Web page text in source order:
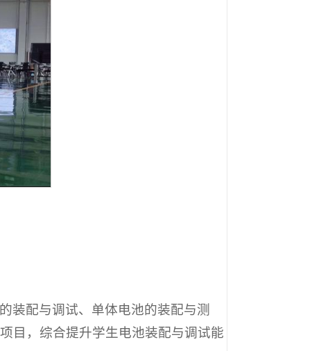
装配与调试、单体电池的装配与测
目，综合提升学生电池装配与调试能